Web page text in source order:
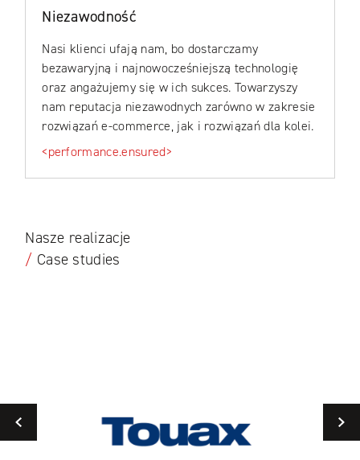
Niezawodność
Nasi klienci ufają nam, bo dostarczamy
bezawaryjną i najnowocześniejszą technologię
oraz angażujemy się w ich sukces. Towarzyszy
nam reputacja niezawodnych zarówno w zakresie
rozwiązań e-commerce, jak i rozwiązań dla kolei.
<performance.ensured>
Nasze realizacje
/ Case studies